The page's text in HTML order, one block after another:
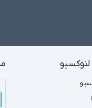
لنوکسیو